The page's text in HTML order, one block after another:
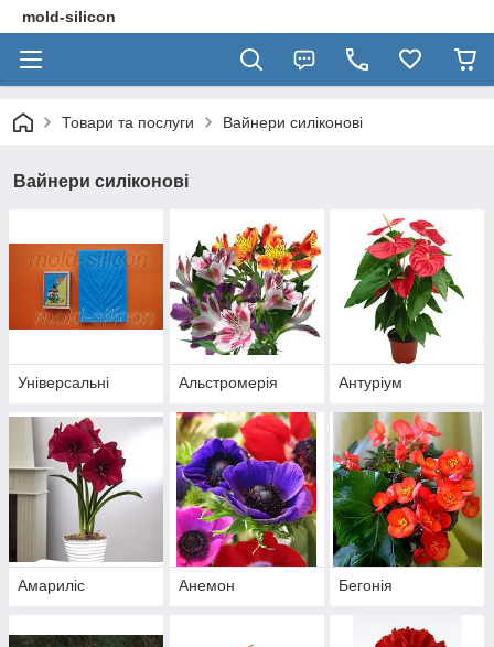
mold-silicon
Товари та послуги Вайнери силіконові
Вайнери силіконові
Універсальні Альстромерія Антуріум
Амариліс Анемон Бегонія